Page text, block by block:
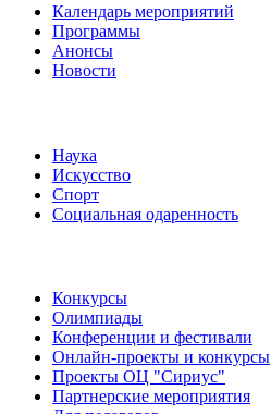
Календарь мероприятий
Программы
Анонсы
Новости
Наука
Искусство
Спорт
Социальная одаренность
Конкурсы
Олимпиады
Конференции и фестивали
Онлайн-проекты и конкурсы
Проекты ОЦ "Сириус"
Партнерские мероприятия